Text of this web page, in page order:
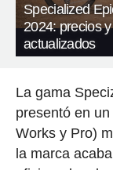
Specialized
2024: precios
actualizados
La gama
presentó en
Works y Pro)
la marca